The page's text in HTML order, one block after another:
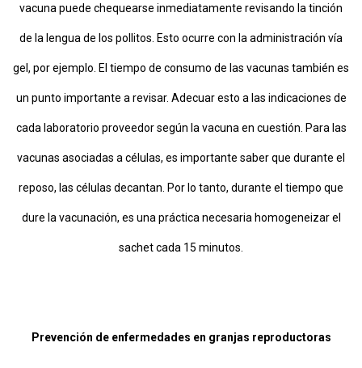
vacuna puede chequearse inmediatamente revisando la tinción
de la lengua de los pollitos. Esto ocurre con la administración vía
gel, por ejemplo. El tiempo de consumo de las vacunas también es
un punto importante a revisar. Adecuar esto a las indicaciones de
cada laboratorio proveedor según la vacuna en cuestión. Para las
vacunas asociadas a células, es importante saber que durante el
reposo, las células decantan. Por lo tanto, durante el tiempo que
dure la vacunación, es una práctica necesaria homogeneizar el
sachet cada 15 minutos.
Prevención de enfermedades en granjas reproductoras